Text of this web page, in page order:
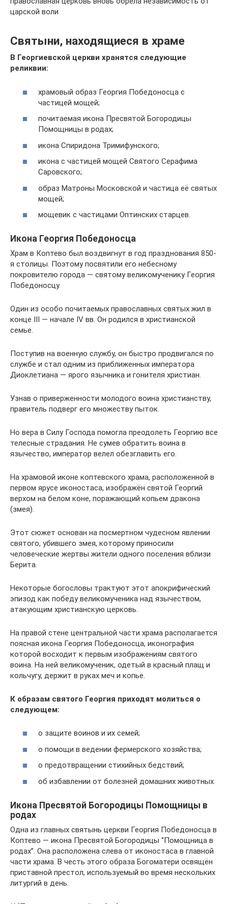
царской воли
Святыни, находящиеся в храме
В Георгиевской церкви хранятся следующие
реликвии:
храмовый образ Георгия Победоносца с
частицей мощей;
почитаемая икона Пресвятой Богородицы
Помощницы в родах;
икона Спиридона Тримифунского;
икона с частицей мощей Святого Серафима
Саровского;
образ Матроны Московской и частица её святых
мощей;
мощевик с частицами Оптинских старцев.
Икона Георгия Победоносца
Храм в Коптево был воздвигнут в год празднования 850-
я столицы. Поэтому посвятили его небесному
покровителю города — святому великомученику Георгия
Победоносцу.
Один из особо почитаемых православных святых жил в
конце III — начале IV вв. Он родился в христианской
семье.
Поступив на военную службу, он быстро продвигался по
службе и стал одним из приближенных императора
Диоклетиана — ярого язычника и гонителя христиан.
Узнав о приверженности молодого воина христианству,
правитель подверг его множеству пыток.
Но вера в Силу Господа помогла преодолеть Георгию все
телесные страдания. Не сумев обратить воина в
язычество, император велел обезглавить его.
На храмовой иконе коптевского храма, расположенной в
первом ярусе иконостаса, изображён святой Георгий
верхом на белом коне, поражающий копьем дракона
(змея).
Этот сюжет основан на посмертном чудесном явлении
святого, убившего змея, которому приносили
человеческие жертвы жители одного поселения вблизи
Берита.
Некоторые богословы трактуют этот апокрифический
эпизод как победу великомученика над язычеством,
атакующим христианскую церковь.
На правой стене центральной части храма располагается
поясная икона Георгия Победоносца, иконография
которой восходит к первым изображениям святого
воина. На ней великомученик, одетый в красный плащ и
кольчугу, держит в руках меч и копье.
К образам святого Георгия приходят молиться о
следующем:
о защите воинов и их семей;
о помощи в ведении фермерского хозяйства;
о предотвращении стихийных бедствий;
об избавлении от болезней домашних животных.
Икона Пресвятой Богородицы Помощницы в
родах
Одна из главных святынь церкви Георгия Победоносца в
Коптево — икона Пресвятой Богородицы “Помощница в
родах”. Она расположена слева от иконостаса в главной
части храма. В честь этого образа Богоматери освящён
приставной престол, используемый во время нескольких
литургий в день.